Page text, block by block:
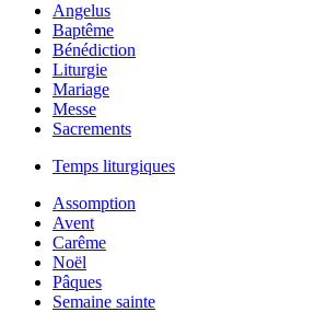
Angelus
Baptême
Bénédiction
Liturgie
Mariage
Messe
Sacrements
Temps liturgiques
Assomption
Avent
Carême
Noël
Pâques
Semaine sainte